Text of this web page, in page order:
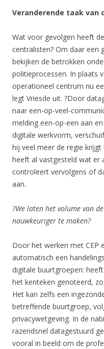
Veranderende taak van
Wat voor gevolgen heeft
centralisten? Om daar een
bekijken de betrokken
politieprocessen. In plaats
operationeel centrum nu
legt Vriesde uit. ?Door
naar een-op-veel-
melding een-op-een aan
digitale werkvorm,
hij veel meer de regie
heeft al vastgesteld wat er
controleert vervolgens of
aan.
?We laten het volume van
nauwkeuriger te maken?
Door het werken met CEP
automatisch een
digitale buurtgroepen:
het kenteken genoteerd,
Het kan zelfs een
betreffende buurtgroep,
privacywetgeving. In de
razendsnel datagestuurd
vooral in beeld om de